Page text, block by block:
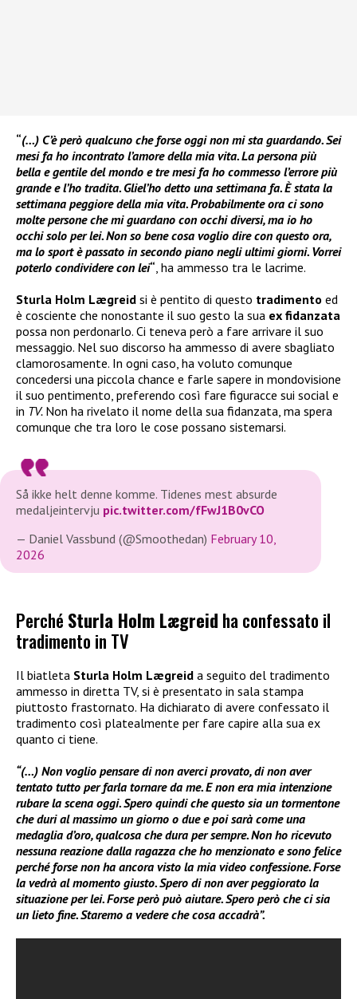
“(…) C’è però qualcuno che forse oggi non mi sta guardando. Sei
mesi fa ho incontrato l’amore della mia vita. La persona più
bella e gentile del mondo e tre mesi fa ho commesso l’errore più
grande e l’ho tradita. Gliel’ho detto una settimana fa. È stata la
settimana peggiore della mia vita. Probabilmente ora ci sono
molte persone che mi guardano con occhi diversi, ma io ho
occhi solo per lei. Non so bene cosa voglio dire con questo ora,
ma lo sport è passato in secondo piano negli ultimi giorni. Vorrei
poterlo condividere con lei“ , ha ammesso tra le lacrime.
Sturla Holm Lægreid si è pentito di questo tradimento ed
è cosciente che nonostante il suo gesto la sua ex fidanzata
possa non perdonarlo. Ci teneva però a fare arrivare il suo
messaggio. Nel suo discorso ha ammesso di avere sbagliato
clamorosamente. In ogni caso, ha voluto comunque
concedersi una piccola chance e farle sapere in mondovisione
il suo pentimento, preferendo così fare figuracce sui social e
in TV. Non ha rivelato il nome della sua fidanzata, ma spera
comunque che tra loro le cose possano sistemarsi.
Så ikke helt denne komme. Tidenes mest absurde
medaljeintervju pic.twitter.com/fFwJ1B0vCO
— Daniel Vassbund (@Smoothedan) February 10,
2026
Perché Sturla Holm Lægreid ha confessato il
tradimento in TV
Il biatleta Sturla Holm Lægreid a seguito del tradimento
ammesso in diretta TV, si è presentato in sala stampa
piuttosto frastornato. Ha dichiarato di avere confessato il
tradimento così platealmente per fare capire alla sua ex
quanto ci tiene.
“(…) Non voglio pensare di non averci provato, di non aver
tentato tutto per farla tornare da me.E non era mia intenzione
rubare la scena oggi. Spero quindi che questo sia un tormentone
che duri al massimo un giorno o due e poi sarà come una
medaglia d’oro, qualcosa che dura per sempre. Non ho ricevuto
nessuna reazione dalla ragazza che ho menzionato e sono felice
perché forse non ha ancora visto la mia video confessione. Forse
la vedrà al momento giusto. Spero di non aver peggiorato la
situazione per lei. Forse però può aiutare. Spero però che ci sia
un lieto fine. Staremo a vedere che cosa accadrà”.